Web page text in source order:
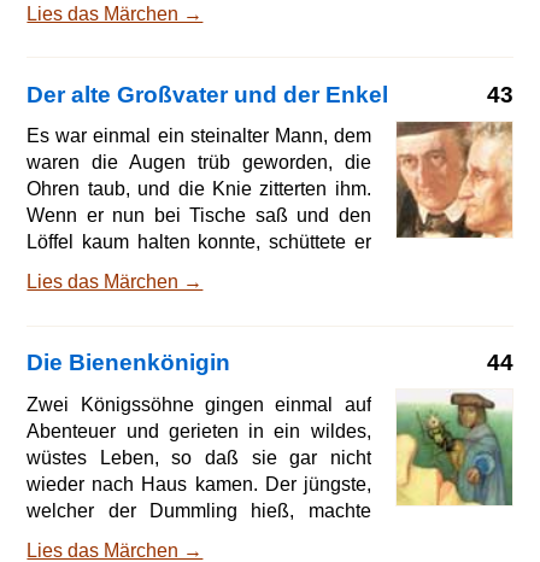
nimmermehr aus dem
gesehen hatte, und sprach 'was quälst
was hinter deiner Mühle steht.' 'Was
kann das anders sein als mein
Apfelbaum?' dachte der Müller, sagte
'ja,' und verschrieb es dem fremden
Manne. Der aber lachte höhnisch und
sagte 'nach drei Jahren will ich kommen
fort. A
Lies das Märchen →
43
Der alte Großvater und der Enkel
Es war einmal ein steinalter Mann, dem
waren die Augen trüb geworden, die
Ohren taub, und die Knie zitterten ihm.
Wenn er nun bei Tische saß und den
Löffel kaum halten konnte, schüttete er
ihm auch etwas wieder aus dem Mund.
der alte Großvater endlich hinter den
Ofen in die Ecke setzen, und sie gaben
ihm sein Essen in ein irdenes
Schüsselchen und noch dazu nicht
einmal satt; da sah er betrübt nach dem
Tisch und die Augen wurden ihm naß.
Lies das Märchen →
44
Die Bienenkönigin
Zwei Königssöhne gingen einmal auf
Abenteuer und gerieten in ein wildes,
wüstes Leben, so daß sie gar nicht
wieder nach Haus kamen. Der jüngste,
welcher der Dummling hieß, machte
Lies das Märchen →